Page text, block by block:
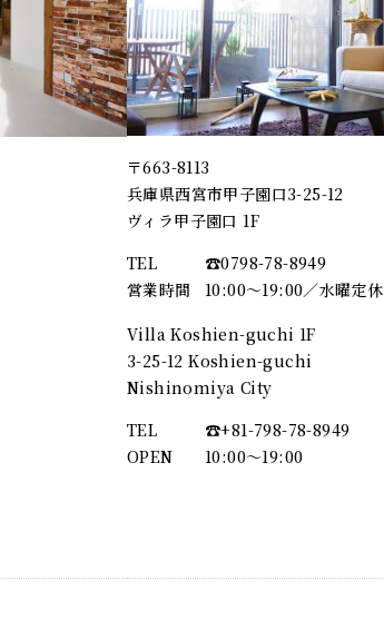
〒663-8113
兵庫県西宮市甲子園口3-25-12
ヴィラ甲子園口 1F
TEL
☎︎0798-78-8949
営業時間
10:00～19:00／水曜定休
Villa Koshien-guchi 1F
3-25-12 Koshien-guchi
Nishinomiya City
TEL
☎︎+81-798-78-8949
OPEN
10:00〜19:00